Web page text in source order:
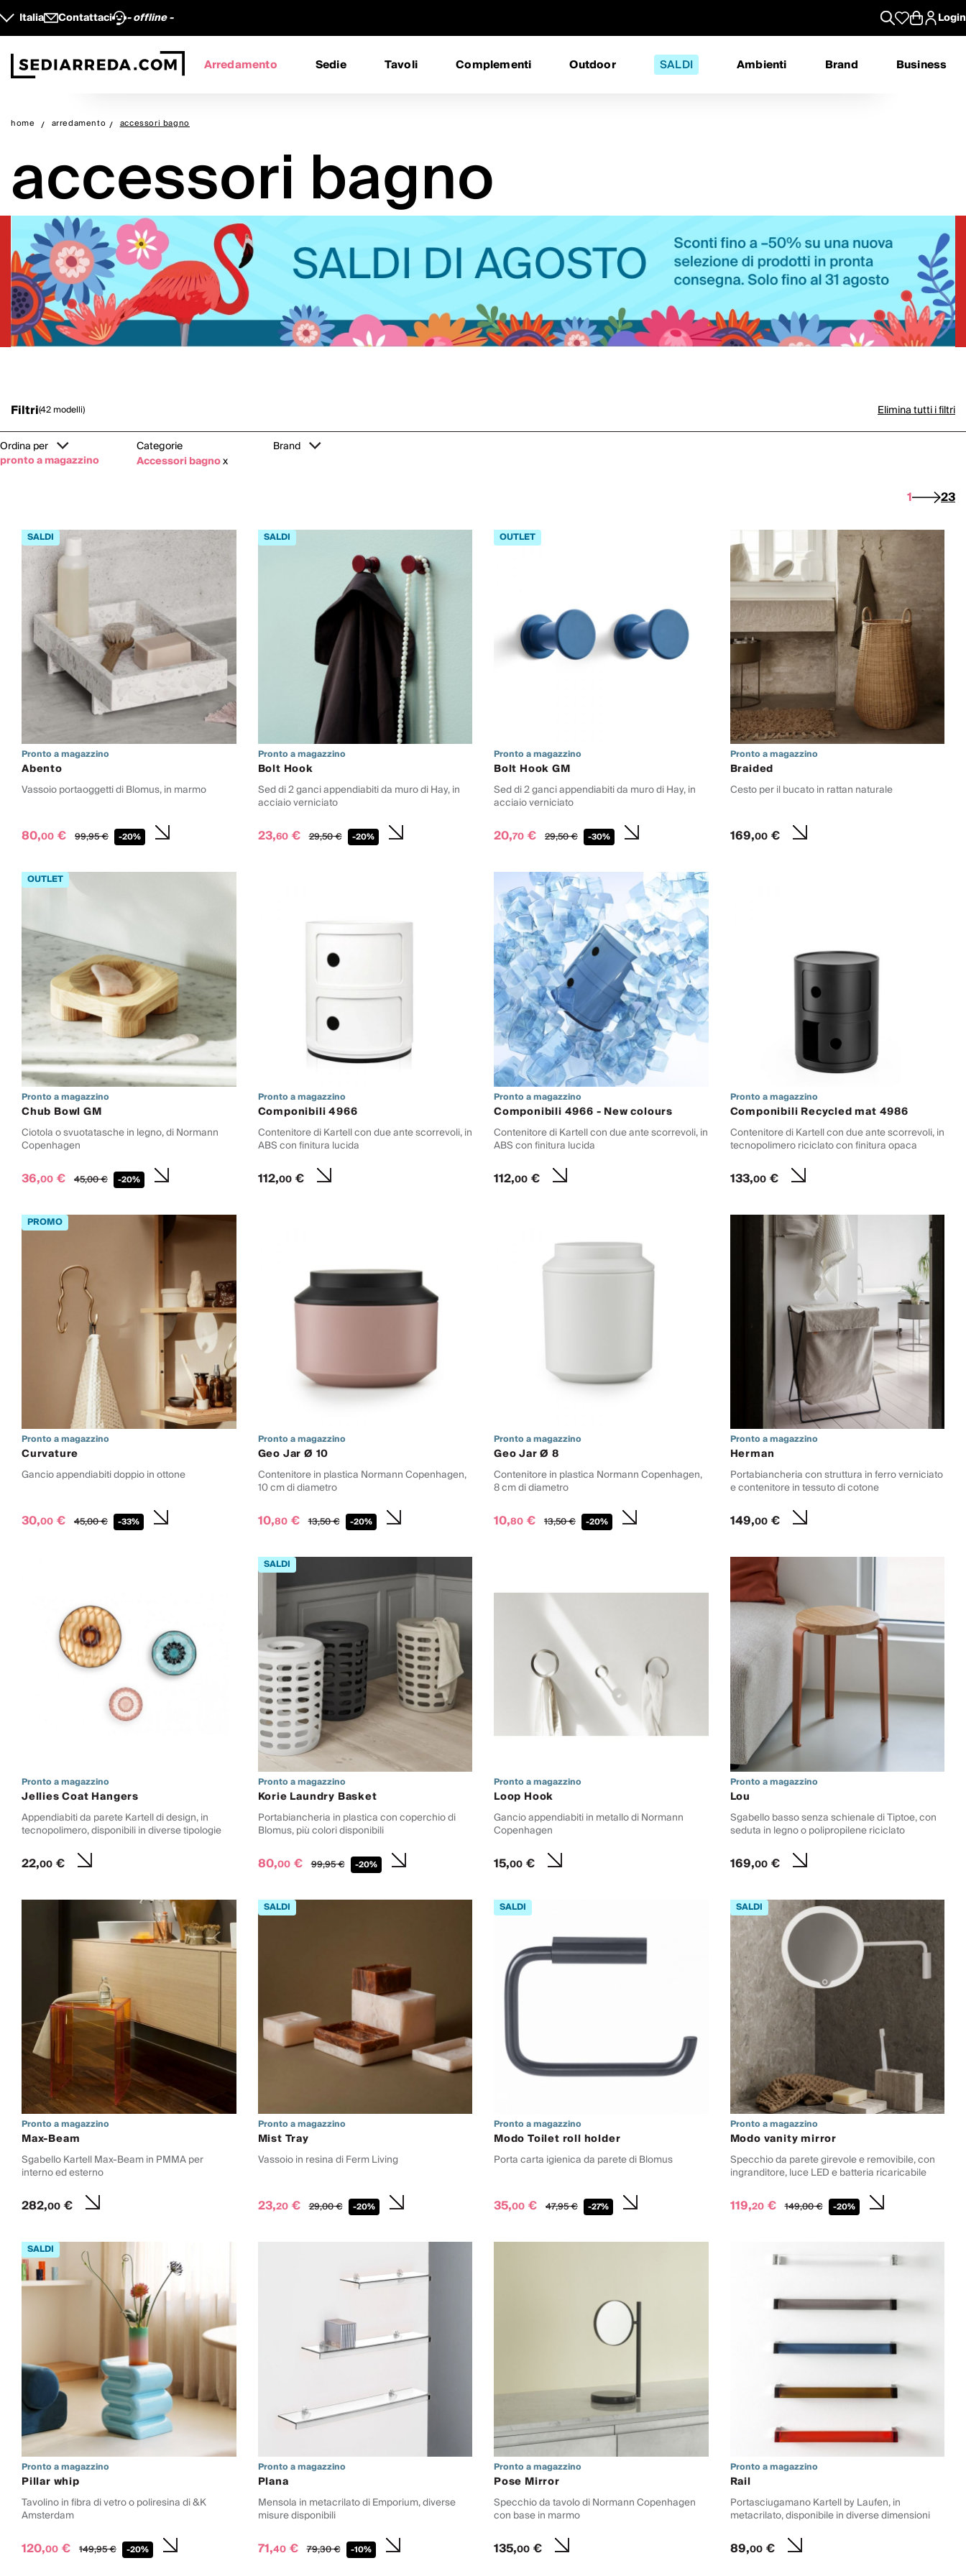
Italia Contattaci - offline - Login
Arredamento Sedie Tavoli Complementi Outdoor SALDI Ambienti Brand Business
home arredamento accessori bagno
accessori bagno
Filtri(42 modelli) Elimina tutti i filtri
Ordina per
pronto a magazzino
Categorie
Accessori bagnox
Brand
1 23
Pronto a magazzino
Abento
Vassoio portaoggetti di Blomus, in marmo
80,00 € 99,95€ -20%
Pronto a magazzino
Bolt Hook
Sed di 2 ganci appendiabiti da muro di Hay, in
acciaio verniciato
23,60€ 29,50€ -20%
Pronto a magazzino
Bolt Hook GM
Sed di 2 ganci appendiabiti da muro di Hay, in
acciaio verniciato
20,70 € 29,50€ -30%
Pronto a magazzino
Braided
Cesto per il bucato in rattan naturale
169,00€
Pronto a magazzino
Chub Bowl GM
Ciotola o svuotatasche in legno, di Normann
Copenhagen
36,00 € 45,00€ -20%
Pronto a magazzino
Componibili 4966
Contenitore di Kartell con due ante scorrevoli, in
ABS con finitura lucida
112,00€
Pronto a magazzino
Componibili 4966 - New colours
Contenitore di Kartell con due ante scorrevoli, in
ABS con finitura lucida
112,00€
Pronto a magazzino
Componibili Recycled mat 4986
Contenitore di Kartell con due ante scorrevoli, in
tecnopolimero riciclato con finitura opaca
133,00€
Pronto a magazzino
Curvature
Gancio appendiabiti doppio in ottone
30,00 € 45,00€ -33%
Pronto a magazzino
Geo Jar Ø 10
Contenitore in plastica Normann Copenhagen,
10 cm di diametro
10,80€ 13,50€ -20%
Pronto a magazzino
Geo Jar Ø 8
Contenitore in plastica Normann Copenhagen,
8 cm di diametro
10,80 € 13,50€ -20%
Pronto a magazzino
Herman
Portabiancheria con struttura in ferro verniciato
e contenitore in tessuto di cotone
149,00€
Pronto a magazzino
Jellies Coat Hangers
Appendiabiti da parete Kartell di design, in
tecnopolimero, disponibili in diverse tipologie
22,00€
Pronto a magazzino
Korie Laundry Basket
Portabiancheria in plastica con coperchio di
Blomus, più colori disponibili
80,00€ 99,95€ -20%
Pronto a magazzino
Loop Hook
Gancio appendiabiti in metallo di Normann
Copenhagen
15,00€
Pronto a magazzino
Lou
Sgabello basso senza schienale di Tiptoe, con
seduta in legno o polipropilene riciclato
169,00€
Pronto a magazzino
Max-Beam
Sgabello Kartell Max-Beam in PMMA per
interno ed esterno
282,00€
Pronto a magazzino
Mist Tray
Vassoio in resina di Ferm Living
23,20€ 29,00€ -20%
Pronto a magazzino
Modo Toilet roll holder
Porta carta igienica da parete di Blomus
35,00 € 47,95€ -27%
Pronto a magazzino
Modo vanity mirror
Specchio da parete girevole e removibile, con
ingranditore, luce LED e batteria ricaricabile
119,20€ 149,00€ -20%
Pronto a magazzino
Pillar whip
Tavolino in fibra di vetro o poliresina di &K
Amsterdam
120,00 € 149,95€ -20%
Pronto a magazzino
Plana
Mensola in metacrilato di Emporium, diverse
misure disponibili
71,40€ 79,30€ -10%
Pronto a magazzino
Pose Mirror
Specchio da tavolo di Normann Copenhagen
con base in marmo
135,00€
Pronto a magazzino
Rail
Portasciugamano Kartell by Laufen, in
metacrilato, disponibile in diverse dimensioni
89,00€